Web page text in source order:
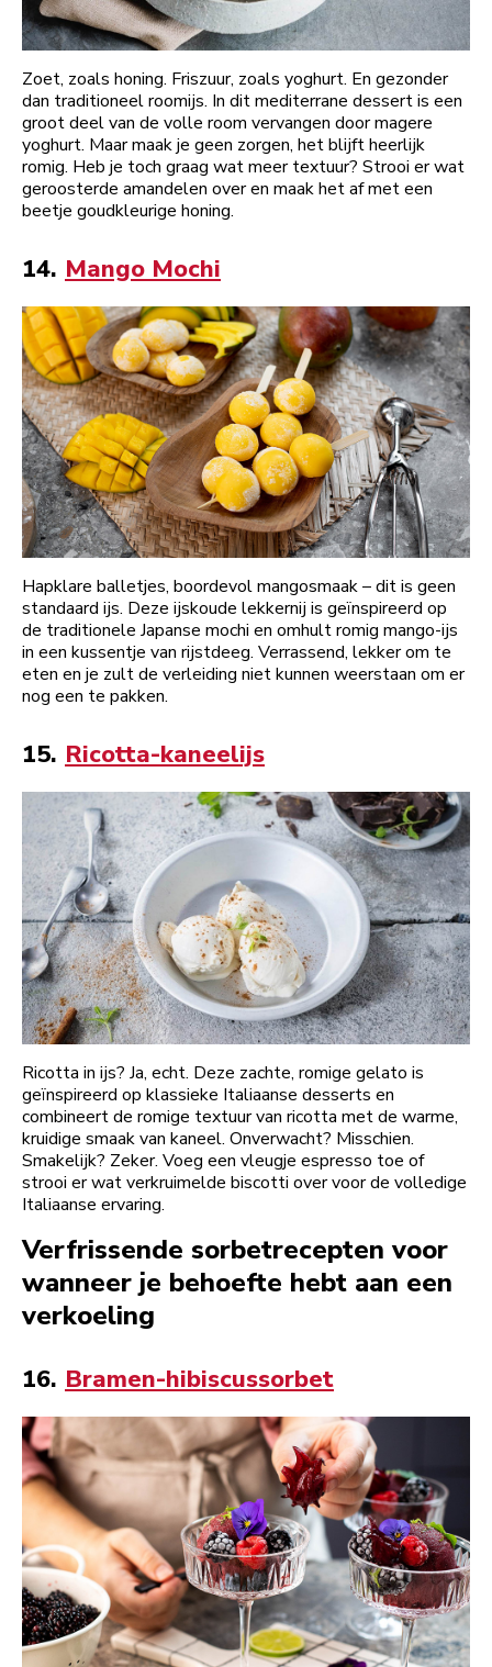
Zoet, zoals honing. Friszuur, zoals yoghurt. En gezonder
dan traditioneel roomijs. In dit mediterrane dessert is een
groot deel van de volle room vervangen door magere
yoghurt. Maar maak je geen zorgen, het blijft heerlijk
romig. Heb je toch graag wat meer textuur? Strooi er wat
geroosterde amandelen over en maak het af met een
beetje goudkleurige honing.
14. Mango Mochi
Hapklare balletjes, boordevol mangosmaak – dit is geen
standaard ijs. Deze ijskoude lekkernij is geïnspireerd op
de traditionele Japanse mochi en omhult romig mango-ijs
in een kussentje van rijstdeeg. Verrassend, lekker om te
eten en je zult de verleiding niet kunnen weerstaan om er
nog een te pakken.
15. Ricotta-kaneelijs
Ricotta in ijs? Ja, echt. Deze zachte, romige gelato is
geïnspireerd op klassieke Italiaanse desserts en
combineert de romige textuur van ricotta met de warme,
kruidige smaak van kaneel. Onverwacht? Misschien.
Smakelijk? Zeker. Voeg een vleugje espresso toe of
strooi er wat verkruimelde biscotti over voor de volledige
Italiaanse ervaring.
Verfrissende sorbetrecepten voor
wanneer je behoefte hebt aan een
verkoeling
16. Bramen-hibiscussorbet